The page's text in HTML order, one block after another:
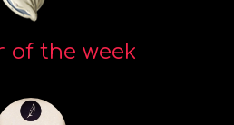
of the week